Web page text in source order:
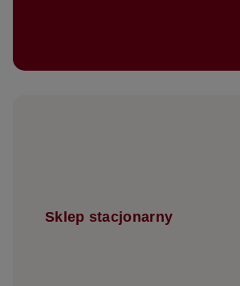
Sklep stacjonarny